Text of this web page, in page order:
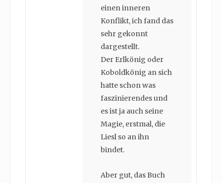
einen inneren
Konflikt, ich fand das
sehr gekonnt
dargestellt.
Der Erlkönig oder
Koboldkönig an sich
hatte schon was
faszinierendes und
es ist ja auch seine
Magie, erstmal, die
Liesl so an ihn
bindet.
Aber gut, das Buch